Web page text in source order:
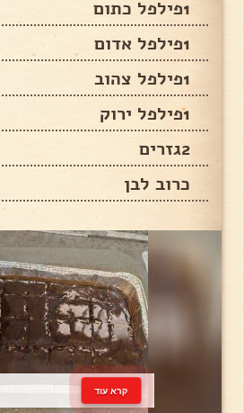
1פילפל כתום
1פילפל אדום
1פילפל צהוב
1פילפל ירוק
2גזרים
כרוב לבן
קרא עוד